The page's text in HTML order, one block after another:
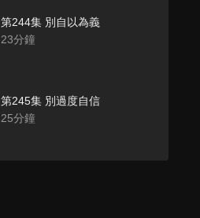
第244集 別自以為義
23分鐘
第245集 別過度自信
25分鐘